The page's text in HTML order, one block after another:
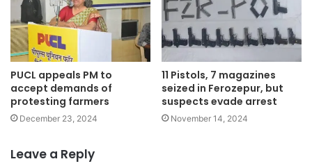
PUCL appeals PM to
accept demands of
protesting farmers
December 23, 2024
11 Pistols, 7 magazines
seized in Ferozepur, but
suspects evade arrest
November 14, 2024
Leave a Reply